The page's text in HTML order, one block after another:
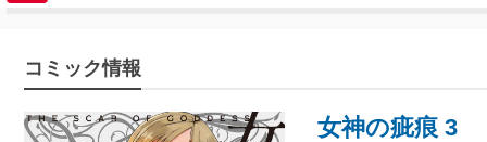
コミック情報
女神の疵痕 3